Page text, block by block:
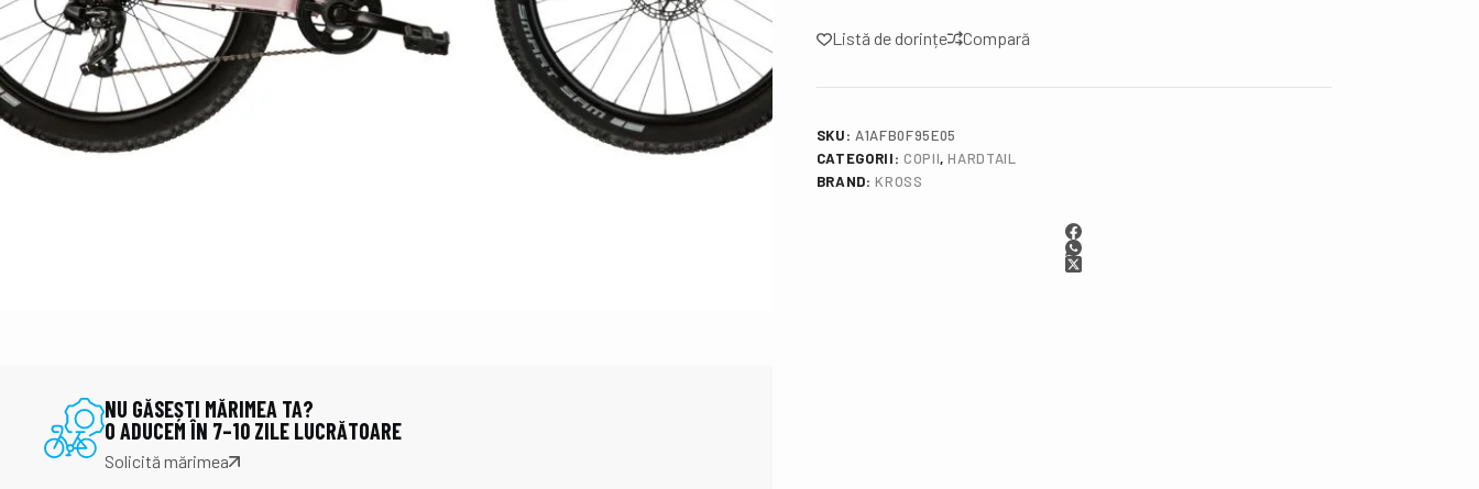
NU GĂSEȘTI MĂRIMEA TA?
O ADUCEM ÎN 7–10 ZILE LUCRĂTOARE
Solicită mărimea
Listă de dorințe Compară
SKU:A1AFB0F95E05
CATEGORII: COPII,HARDTAIL
BRAND:KROSS